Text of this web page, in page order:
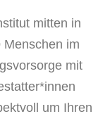
mitten in
im
mit
um Ihren